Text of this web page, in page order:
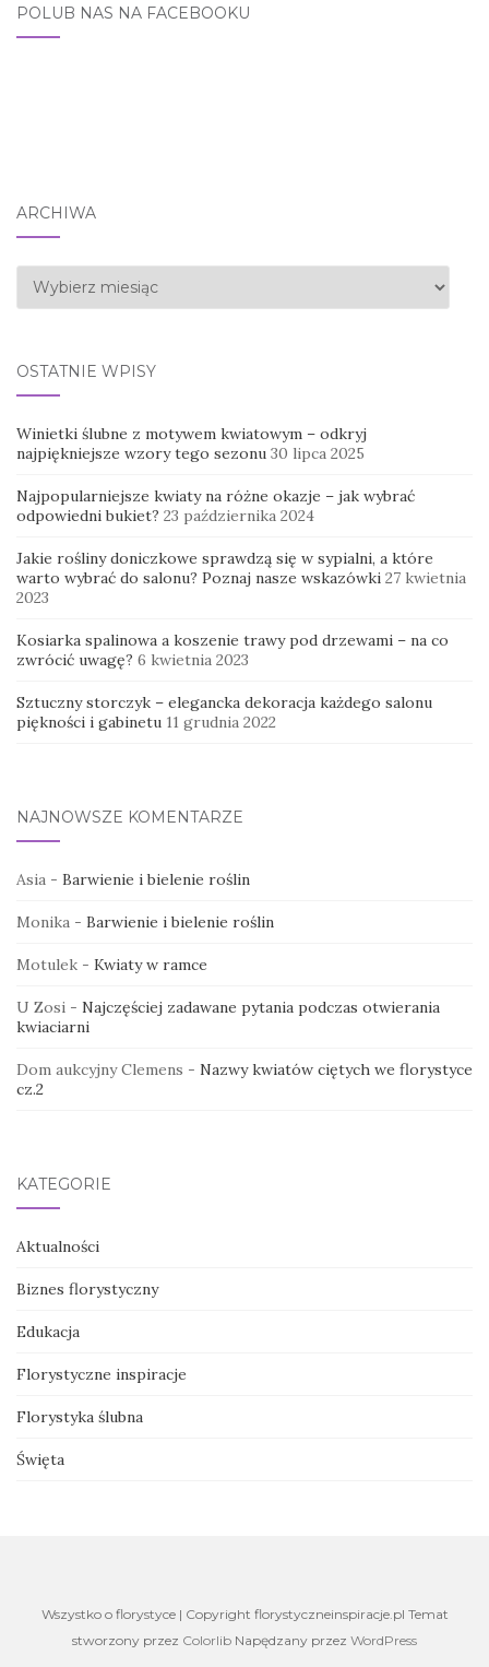
POLUB NAS NA FACEBOOKU
ARCHIWA
Archiwa
OSTATNIE WPISY
Winietki ślubne z motywem kwiatowym – odkryj
najpiękniejsze wzory tego sezonu 30 lipca 2025
Najpopularniejsze kwiaty na różne okazje – jak wybrać
odpowiedni bukiet? 23 października 2024
Jakie rośliny doniczkowe sprawdzą się w sypialni, a które
warto wybrać do salonu? Poznaj nasze wskazówki 27 kwietnia
2023
Kosiarka spalinowa a koszenie trawy pod drzewami – na co
zwrócić uwagę? 6 kwietnia 2023
Sztuczny storczyk – elegancka dekoracja każdego salonu
piękności i gabinetu 11 grudnia 2022
NAJNOWSZE KOMENTARZE
Asia - Barwienie i bielenie roślin
Monika - Barwienie i bielenie roślin
Motulek - Kwiaty w ramce
U Zosi - Najczęściej zadawane pytania podczas otwierania
kwiaciarni
Dom aukcyjny Clemens - Nazwy kwiatów ciętych we florystyce
cz.2
KATEGORIE
Aktualności
Biznes florystyczny
Edukacja
Florystyczne inspiracje
Florystyka ślubna
Święta
Wszystko o florystyce | Copyright florystyczneinspiracje.pl Temat
stworzony przez Colorlib Napędzany przez WordPress